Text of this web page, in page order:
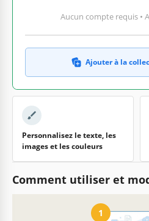
Aucun compte requis •
Ajouter à la
Personnalisez le texte, les
images et les couleurs
Comment utiliser et
1